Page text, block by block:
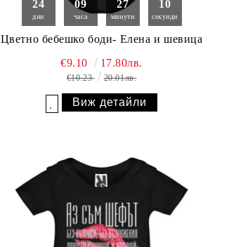
24
дни
09
часа
27
минути
09
секунди
Цветно бебешко боди- Елена и шевица
€9.10 17.80лв.
€10.23 20.01лв.
Виж детайли